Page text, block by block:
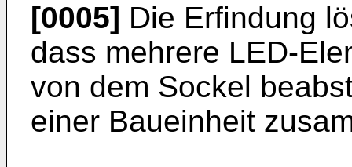
[0005] Die Erfindung
dass mehrere LED-
von dem Sockel
einer Baueinheit